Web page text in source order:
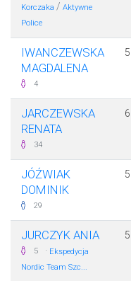
Korczaka / Aktywne
Police
IWANCZEWSKA
MAGDALENA
4
JARCZEWSKA
RENATA
34
JÓŹWIAK
DOMINIK
29
JURCZYK ANIA
5 · Ekspedycja
Nordic Team Szc...